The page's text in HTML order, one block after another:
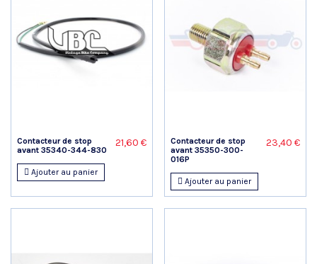
Contacteur de stop
avant 35340-344-830
21,60 €
Ajouter au panier
Contacteur de stop
avant 35350-300-
016P
23,40 €
Ajouter au panier